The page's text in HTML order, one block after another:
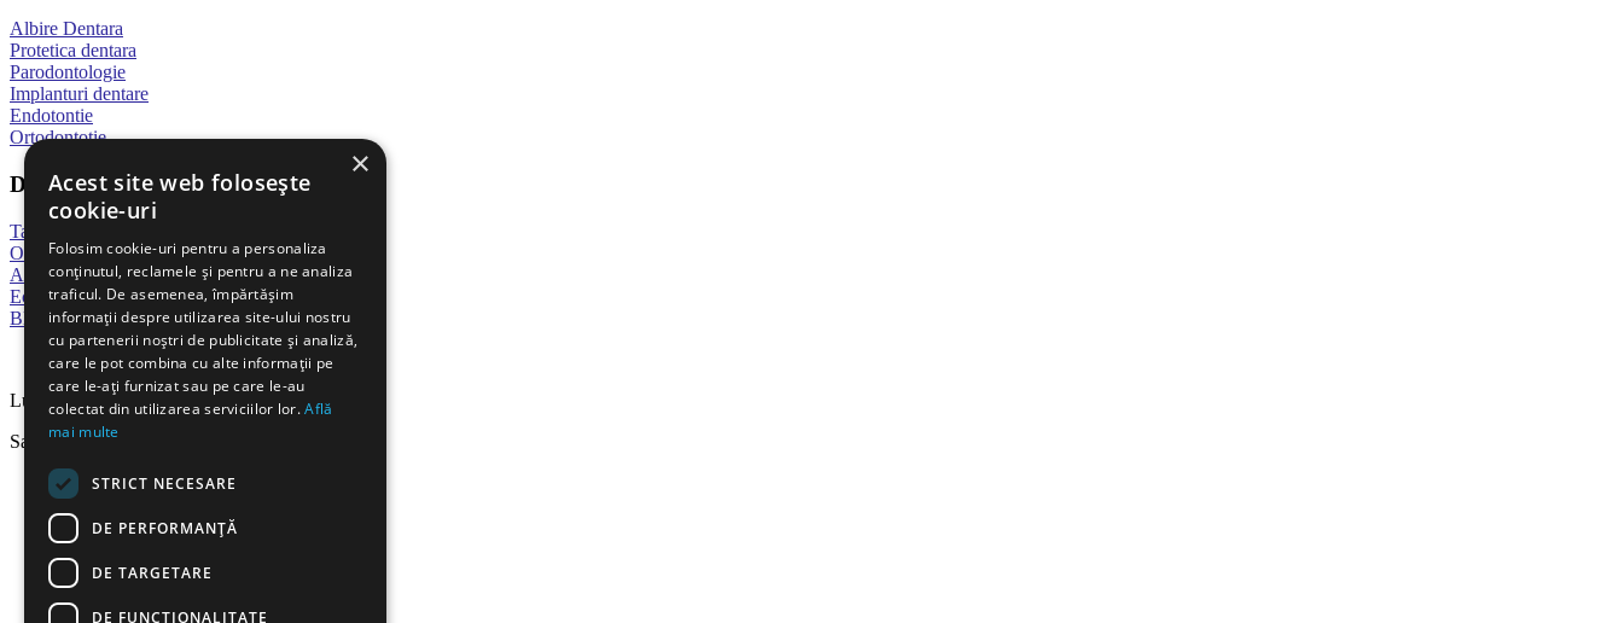
Albire Dentara
Protetica dentara
Parodontologie
Implanturi dentare
Endotontie
Ortodontotie
Despre noi
Tarife
Our Gallery
Appointment
Echipa
Blog
Program de lucru
Luni – Vineri: 09:00-18:00
Sambata-Duminica:Inchis
×
Acest site web folosește
cookie-uri
Folosim cookie-uri pentru a personaliza
conținutul, reclamele și pentru a ne analiza
traficul. De asemenea, împărtășim
informații despre utilizarea site-ului nostru
cu partenerii noștri de publicitate și analiză,
care le pot combina cu alte informații pe
care le-ați furnizat sau pe care le-au
colectat din utilizarea serviciilor lor.Află
mai multe
STRICT NECESARE
DE PERFORMANȚĂ
DE TARGETARE
DE FUNCŢIONALITATE